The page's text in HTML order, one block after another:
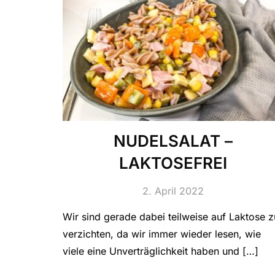
NUDELSALAT –
LAKTOSEFREI
2. April 2022
Wir sind gerade dabei teilweise auf Laktose
verzichten, da wir immer wieder lesen, wie
viele eine Unverträglichkeit haben und […]